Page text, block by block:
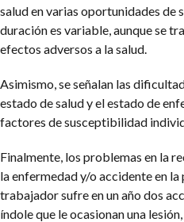
salud en varias oportunidades de
duración es variable, aunque se
efectos adversos a la salud.
Asimismo, se señalan las
estado de salud y el estado de
factores de susceptibilidad
Finalmente, los problemas en la
la enfermedad y/o accidente en
trabajador sufre en un año dos
índole que le ocasionan una